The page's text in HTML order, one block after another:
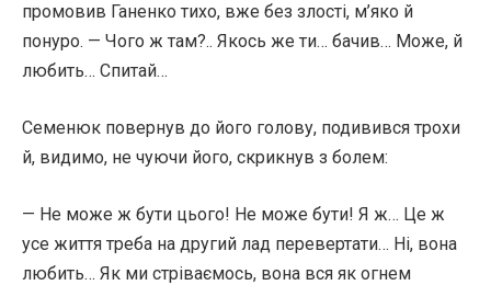
промовив Ганенко тихо, вже без злості, м’яко й
понуро. — Чого ж там?.. Якось же ти… бачив… Може, й
любить… Спитай…
Семенюк повернув до його голову, подивився трохи
й, видимо, не чуючи його, скрикнув з болем:
— Не може ж бути цього! Не може бути! Я ж… Це ж
усе життя треба на другий лад перевертати… Ні, вона
любить… Як ми стріваємось, вона вся як огнем